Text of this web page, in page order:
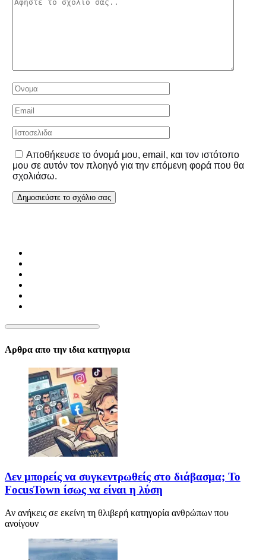
Αποθήκευσε το όνομά μου, email, και τον ιστότοπο
μου σε αυτόν τον πλοηγό για την επόμενη φορά που θα
σχολιάσω.
Αρθρα απο την ιδια κατηγορια
Δεν μπορείς να συγκεντρωθείς στο διάβασμα; Το
FocusTown ίσως να είναι η λύση
Αν ανήκεις σε εκείνη τη θλιβερή κατηγορία ανθρώπων που
ανοίγουν